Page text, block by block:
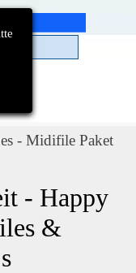
- Midifile Paket
- Happy
&